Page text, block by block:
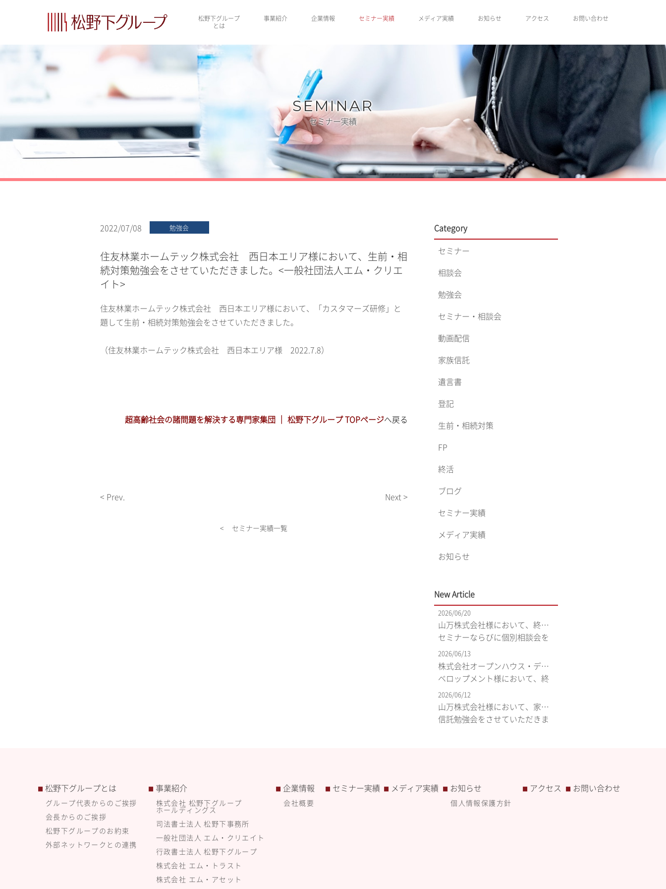
松野下グループ
とは
事業紹介 企業情報 セミナー実績 メディア実績 お知らせ アクセス お問い合わせ
SEMINAR
セミナー実績
2022/07/08 勉強会
住友林業ホームテック株式会社 西日本エリア様において、生前・相
続対策勉強会をさせていただきました。<一般社団法人エム・クリエ
イト>
住友林業ホームテック株式会社 西日本エリア様において、「カスタマーズ研修」と
題して生前・相続対策勉強会をさせていただきました。
（住友林業ホームテック株式会社 西日本エリア様 2022.7.8）
超高齢社会の諸問題を解決する専門家集団 ｜ 松野下グループ TOPページへ戻る
< Prev. Next >
< セミナー実績一覧
Category
セミナー
相談会
勉強会
セミナー・相談会
動画配信
家族信託
遺言書
登記
生前・相続対策
FP
終活
ブログ
セミナー実績
メディア実績
お知らせ
New Article
2026/06/20
山万株式会社様において、終活
セミナーならびに個別相談会を
させていただきました。<司法書
士法人松野下事務所/一般社団法
人エム・クリエイト>
2026/06/13
株式会社オープンハウス・ディ
ベロップメント様において、終
活セミナーならびに個別相談会
をさせていただきました。<司法
書士法人松野下事務所/一般社団
2026/06/12
山万株式会社様において、家族
信託勉強会をさせていただきま
■ 松野下グループとは
グループ代表からのご挨拶
会長からのご挨拶
松野下グループのお約束
外部ネットワークとの連携
■ 事業紹介
株式会社 松野下グループ
ホールディングス
司法書士法人 松野下事務所
一般社団法人 エム・クリエイト
行政書士法人 松野下グループ
株式会社 エム・トラスト
株式会社 エム・アセット
■ 企業情報
会社概要
■ セミナー実績 ■ メディア実績 ■ お知らせ
個人情報保護方針
■ アクセス ■ お問い合わせ